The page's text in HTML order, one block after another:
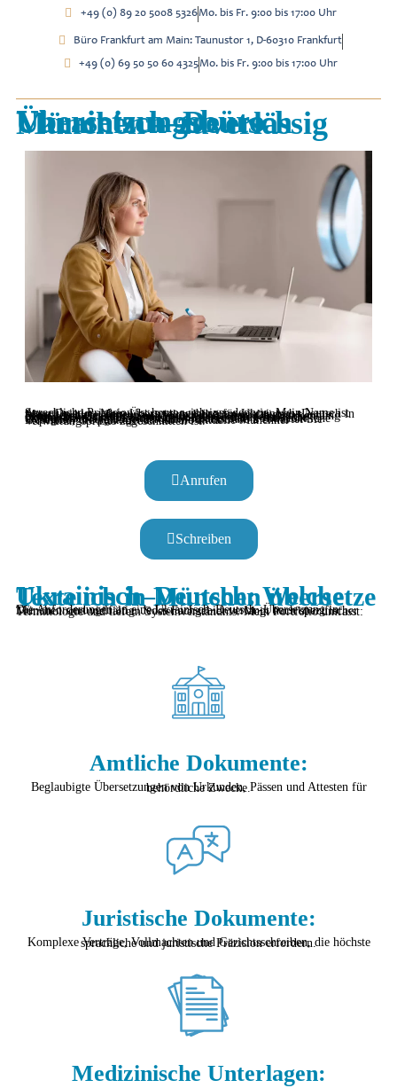
+49 (0) 89 20 5008 5326Mo. bis Fr. 9:00 bis 17:00 Uhr
Büro Frankfurt am Main: Taunustor 1, D-60310 Frankfurt
+49 (0) 69 50 50 60 4325Mo. bis Fr. 9:00 bis 17:00 Uhr
Übersetzungsbüro Ukrainisch–Deutsch München – zuverlässig
Sprachliche Präzision ist heute wichtiger denn je. Mein Name ist Anna Deistler. Mein Übersetzungsbüro für Ukrainisch–Deutsch in München bietet Ihnen seit vielen Jahren spezialisierte Sprachdienstleistungen auf höchstem Niveau. Ob Anerkennung beruflicher Qualifikationen, juristische Verträge oder die Kommunikation mit Ämtern – ich sorge dafür, dass Ihre ukrainischen Texte im deutschen Rechtsraum volle rechtliche Gültigkeit erlangen. In der Maximilianstraße 2 erwartet Sie Expertise, die punktgenau auf die aktuelle Münchner Verwaltungspraxis zugeschnitten ist.
Anrufen
Schreiben
Ukrainisch–Deutsch: Welche Texte ich in München übersetze
Die Anforderungen an eine Ukrainisch–Deutsch -Übersetzung in München sind vielfältig. Jedes Fachgebiet verlangt nach spezifischer Terminologie und tiefem Systemverständnis. Mein Portfolio umfasst:
Amtliche Dokumente:
Beglaubigte Übersetzungen von Urkunden, Pässen und Attesten für behördliche Zwecke.
Juristische Dokumente:
Komplexe Verträge, Vollmachten und Gerichtsschreiben, die höchste sprachliche und juristische Präzision erfordern.
Medizinische Unterlagen: